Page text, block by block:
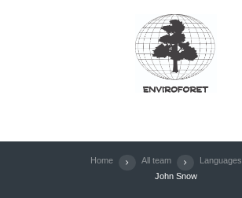
Home All team
Languages
John Snow